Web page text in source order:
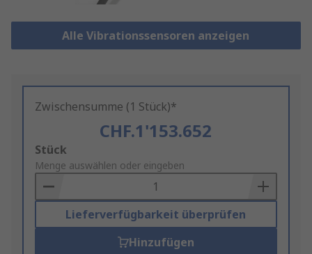
Alle Vibrationssensoren anzeigen
Zwischensumme (1 Stück)*
CHF.1'153.652
Add
to
Basket
Stück
Menge auswählen oder eingeben
Lieferverfügbarkeit überprüfen
Hinzufügen